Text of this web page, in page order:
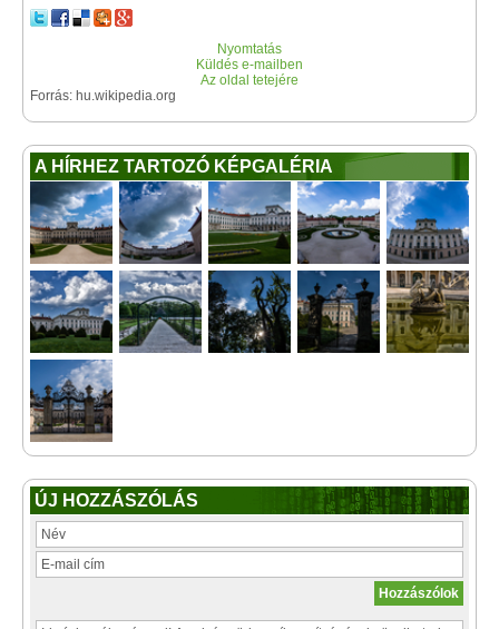
Nyomtatás
Küldés e-mailben
Az oldal tetejére
Forrás: hu.wikipedia.org
A HÍRHEZ TARTOZÓ KÉPGALÉRIA
ÚJ HOZZÁSZÓLÁS